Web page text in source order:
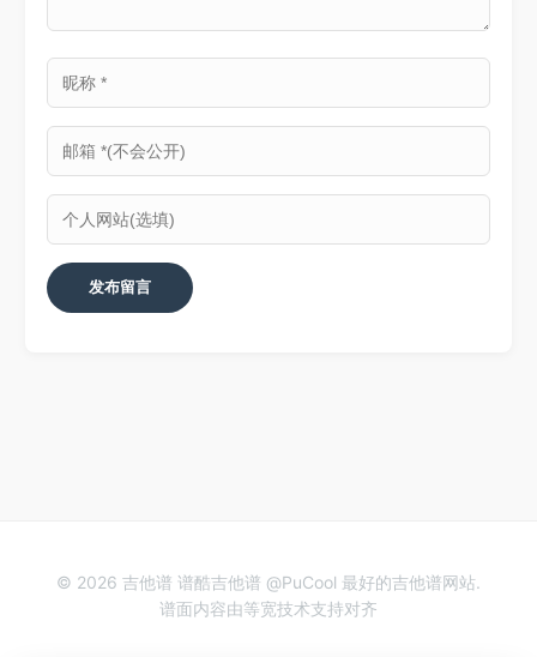
© 2026 吉他谱 谱酷吉他谱 @PuCool 最好的吉他谱网站.
谱面内容由等宽技术支持对齐